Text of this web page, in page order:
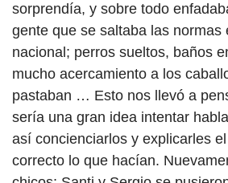
sorprendía, y sobre todo
gente que se saltaba las normas
nacional; perros sueltos, baños
mucho acercamiento a los
pastaban … Esto nos llevó a
sería una gran idea intentar
así concienciarlos y explicarles
correcto lo que hacían.